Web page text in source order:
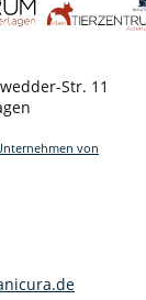
Str. 11
von